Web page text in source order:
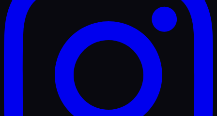
Ha llevado su sonido a algunos de los clubes más
importantes de Medellín, destacándose por su presencia
en cabina, su versatilidad musical y su capacidad de
mantener una conexión constante con el público en
cada presentación.